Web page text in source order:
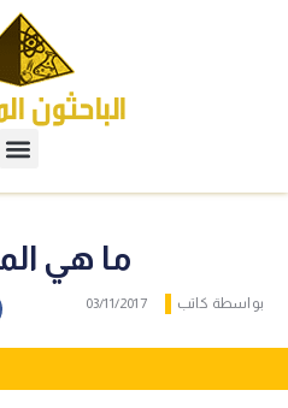
ما هي
بواسطة كاتب 03/11/2017